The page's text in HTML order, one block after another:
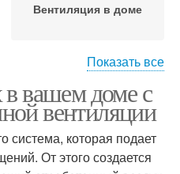
Вентиляция в доме
вентиляция
Принудительная
Показать все
вашем доме с
вентиляции
система, которая подает
От этого создается